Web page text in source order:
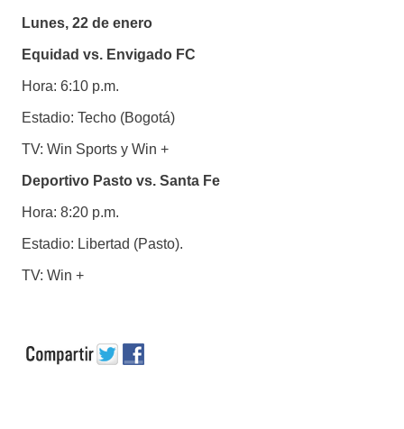
Lunes, 22 de enero
Equidad vs. Envigado FC
Hora: 6:10 p.m.
Estadio: Techo (Bogotá)
TV: Win Sports y Win +
Deportivo Pasto vs. Santa Fe
Hora: 8:20 p.m.
Estadio: Libertad (Pasto).
TV: Win +